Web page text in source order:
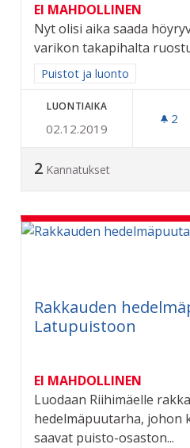
EI MAHDOLLINEN
Nyt olisi aika saada
varikon takapihalta
Rajaa tulokset aihepiirin
Puistot ja luonto
LUONTIAIKA
02.12.2019
2
2 Kannatukset
Rakkauden
Latupuistoon
EI MAHDOLLINEN
Luodaan Riihimäelle
hedelmäpuutarha, johon
saavat puisto-osaston...